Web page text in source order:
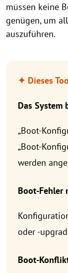
müssen keine
genügen, um
auszuführen.
✦ Dieses
Das
„Boot-
„Boot-
werden
Boot-Fehler
oder -
Boot-